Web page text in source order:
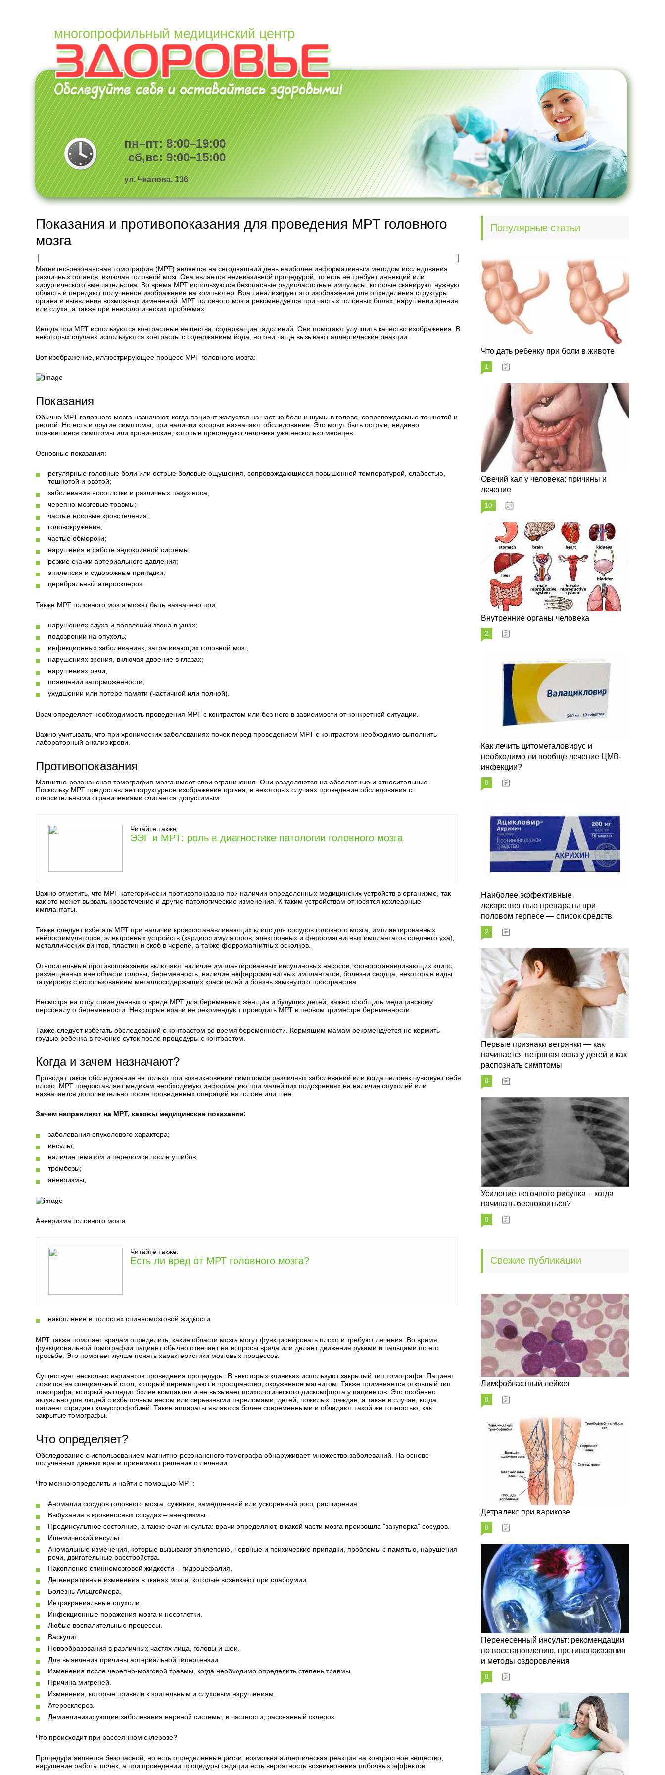
многопрофильный медицинский центр
пн–пт: 8:00–19:00
сб,вс: 9:00–15:00
ул. Чкалова, 136
Показания и противопоказания для проведения МРТ головного
мозга
Магнитно-резонансная томография (МРТ) является на сегодняшний день наиболее информативным методом исследования
различных органов, включая головной мозг. Она является неинвазивной процедурой, то есть не требует инъекций или
хирургического вмешательства. Во время МРТ используются безопасные радиочастотные импульсы, которые сканируют нужную
область и передают полученное изображение на компьютер. Врач анализирует это изображение для определения структуры
органа и выявления возможных изменений. МРТ головного мозга рекомендуется при частых головных болях, нарушении зрения
или слуха, а также при неврологических проблемах.
Иногда при МРТ используются контрастные вещества, содержащие гадолиний. Они помогают улучшить качество изображения. В
некоторых случаях используются контрасты с содержанием йода, но они чаще вызывают аллергические реакции.
Вот изображение, иллюстрирующее процесс МРТ головного мозга:
Показания
Обычно МРТ головного мозга назначают, когда пациент жалуется на частые боли и шумы в голове, сопровождаемые тошнотой и
рвотой. Но есть и другие симптомы, при наличии которых назначают обследование. Это могут быть острые, недавно
появившиеся симптомы или хронические, которые преследуют человека уже несколько месяцев.
Основные показания:
регулярные головные боли или острые болевые ощущения, сопровождающиеся повышенной температурой, слабостью,
тошнотой и рвотой;
заболевания носоглотки и различных пазух носа;
черепно-мозговые травмы;
частые носовые кровотечения;
головокружения;
частые обмороки;
нарушения в работе эндокринной системы;
резкие скачки артериального давления;
эпилепсия и судорожные припадки;
церебральный атеросклероз.
Также МРТ головного мозга может быть назначено при:
нарушениях слуха и появлении звона в ушах;
подозрении на опухоль;
инфекционных заболеваниях, затрагивающих головной мозг;
нарушениях зрения, включая двоение в глазах;
нарушениях речи;
появлении заторможенности;
ухудшении или потере памяти (частичной или полной).
Врач определяет необходимость проведения МРТ с контрастом или без него в зависимости от конкретной ситуации.
Важно учитывать, что при хронических заболеваниях почек перед проведением МРТ с контрастом необходимо выполнить
лабораторный анализ крови.
Противопоказания
Магнитно-резонансная томография мозга имеет свои ограничения. Они разделяются на абсолютные и относительные.
Поскольку МРТ предоставляет структурное изображение органа, в некоторых случаях проведение обследования с
относительными ограничениями считается допустимым.
Читайте также:
ЭЭГ и МРТ: роль в диагностике патологии головного мозга
Важно отметить, что МРТ категорически противопоказано при наличии определенных медицинских устройств в организме, так
как это может вызвать кровотечение и другие патологические изменения. К таким устройствам относятся кохлеарные
имплантаты.
Также следует избегать МРТ при наличии кровоостанавливающих клипс для сосудов головного мозга, имплантированных
нейростимуляторов, электронных устройств (кардиостимуляторов, электронных и ферромагнитных имплантатов среднего уха),
металлических винтов, пластин и скоб в черепе, а также ферромагнитных осколков.
Относительные противопоказания включают наличие имплантированных инсулиновых насосов, кровоостанавливающих клипс,
размещенных вне области головы, беременность, наличие неферромагнитных имплантатов, болезни сердца, некоторые виды
татуировок с использованием металлосодержащих красителей и боязнь замкнутого пространства.
Несмотря на отсутствие данных о вреде МРТ для беременных женщин и будущих детей, важно сообщить медицинскому
персоналу о беременности. Некоторые врачи не рекомендуют проводить МРТ в первом триместре беременности.
Также следует избегать обследований с контрастом во время беременности. Кормящим мамам рекомендуется не кормить
грудью ребенка в течение суток после процедуры с контрастом.
Когда и зачем назначают?
Проводят такое обследование не только при возникновении симптомов различных заболеваний или когда человек чувствует себя
плохо. МРТ предоставляет медикам необходимую информацию при малейших подозрениях на наличие опухолей или
назначается дополнительно после проведенных операций на голове или шее.
Зачем направляют на МРТ, каковы медицинские показания:
заболевания опухолевого характера;
инсульт;
наличие гематом и переломов после ушибов;
тромбозы;
аневризмы;
Аневризма головного мозга
Читайте также:
Есть ли вред от МРТ головного мозга?
накопление в полостях спинномозговой жидкости.
МРТ также помогает врачам определить, какие области мозга могут функционировать плохо и требуют лечения. Во время
функциональной томографии пациент обычно отвечает на вопросы врача или делает движения руками и пальцами по его
просьбе. Это помогает лучше понять характеристики мозговых процессов.
Существует несколько вариантов проведения процедуры. В некоторых клиниках используют закрытый тип томографа. Пациент
ложится на специальный стол, который перемещают в пространство, окруженное магнитом. Также применяется открытый тип
томографа, который выглядит более компактно и не вызывает психологического дискомфорта у пациентов. Это особенно
актуально для людей с избыточным весом или серьезными переломами, детей, пожилых граждан, а также в случае, когда
пациент страдает клаустрофобией. Такие аппараты являются более современными и обладают такой же точностью, как
закрытые томографы.
Что определяет?
Обследование с использованием магнитно-резонансного томографа обнаруживает множество заболеваний. На основе
полученных данных врачи принимают решение о лечении.
Что можно определить и найти с помощью МРТ:
Аномалии сосудов головного мозга: сужения, замедленный или ускоренный рост, расширения.
Выбухания в кровеносных сосудах – аневризмы.
Прединсультное состояние, а также очаг инсульта: врачи определяют, в какой части мозга произошла "закупорка" сосудов.
Ишемический инсульт.
Аномальные изменения, которые вызывают эпилепсию, нервные и психические припадки, проблемы с памятью, нарушения
речи, двигательные расстройства.
Накопление спинномозговой жидкости – гидроцефалия.
Дегенеративные изменения в тканях мозга, которые возникают при слабоумии.
Болезнь Альцгеймера.
Интракраниальные опухоли.
Инфекционные поражения мозга и носоглотки.
Любые воспалительные процессы.
Васкулит.
Новообразования в различных частях лица, головы и шеи.
Для выявления причины артериальной гипертензии.
Изменения после черепно-мозговой травмы, когда необходимо определить степень травмы.
Причина мигреней.
Изменения, которые привели к зрительным и слуховым нарушениям.
Атеросклероз.
Демиелинизирующие заболевания нервной системы, в частности, рассеянный склероз.
Что происходит при рассеянном склерозе?
Процедура является безопасной, но есть определенные риски: возможна аллергическая реакция на контрастное вещество,
нарушение работы почек, а при проведении процедуры седации есть вероятность возникновения побочных эффектов.
Популярные статьи
Что дать ребенку при боли в животе
1
Овечий кал у человека: причины и
лечение
10
Внутренние органы человека
2
Как лечить цитомегаловирус и
необходимо ли вообще лечение ЦМВ-
инфекции?
0
Наиболее эффективные
лекарственные препараты при
половом герпесе — список средств
2
Первые признаки ветрянки — как
начинается ветряная оспа у детей и как
распознать симптомы
0
Усиление легочного рисунка – когда
начинать беспокоиться?
0
Свежие публикации
Лимфобластный лейкоз
0
Детралекс при варикозе
0
Перенесенный инсульт: рекомендации
по восстановлению, противопоказания
и методы оздоровления
0